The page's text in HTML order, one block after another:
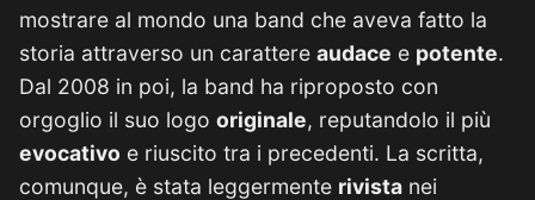
mostrare al mondo una band che aveva fatto la
storia attraverso un carattere audace e potente.
Dal 2008 in poi, la band ha riproposto con
orgoglio il suo logo originale, reputandolo il più
evocativo e riuscito tra i precedenti. La scritta,
comunque, è stata leggermente rivista nei